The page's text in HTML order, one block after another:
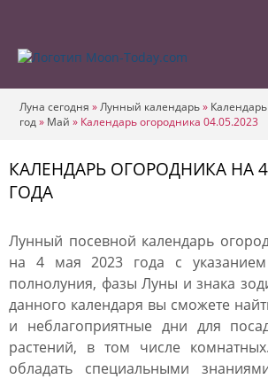
Луна сегодня »Лунный календарь»
год» Май » Календарь огородника 04.05.2023
КАЛЕНДАРЬ ОГОРОДНИКА НА
ГОДА
Лунный посевной календарь
на 4 мая 2023 года с указанием
полнолуния, фазы Луны и знака
данного календаря вы сможете
и неблагоприятные дни для
растений, в том числе
обладать специальными